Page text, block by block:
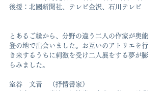
後援：北國新聞社、テレビ金沢、石川テレビ
とあるご縁から、分野の違う二人の作家が奥能
登の地で出会いました。お互いのアトリエを行
き来するうちに刺激を受け二人展をする夢が膨
らみました。
室谷　文音　（抒情書家）